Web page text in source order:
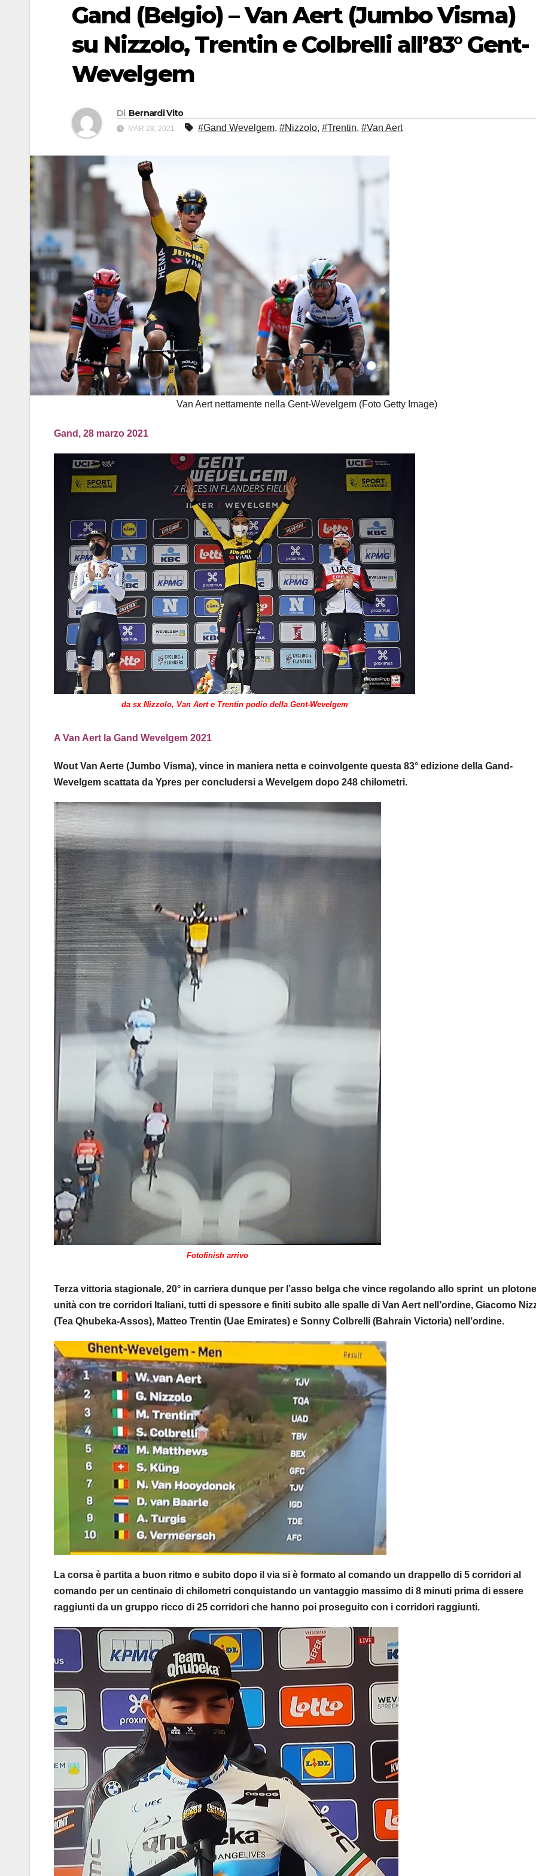
Gand (Belgio) – Van Aert (Jumbo Visma)
su Nizzolo, Trentin e Colbrelli all’83° Gent-
Wevelgem
Di Bernardi Vito
MAR 28, 2021 #Gand Wevelgem, #Nizzolo, #Trentin, #Van Aert
Van Aert nettamente nella Gent-Wevelgem (Foto Getty Image)
Gand, 28 marzo 2021
da sx Nizzolo, Van Aert e Trentin podio della Gent-Wevelgem
A Van Aert la Gand Wevelgem 2021
Wout Van Aerte (Jumbo Visma), vince in maniera netta e coinvolgente questa 83° edizione della Gand-
Wevelgem scattata da Ypres per concludersi a Wevelgem dopo 248 chilometri.
Fotofinish arrivo
Terza vittoria stagionale, 20° in carriera dunque per l’asso belga che vince regolando allo sprint un
unità con tre corridori Italiani, tutti di spessore e finiti subito alle spalle di Van Aert nell’ordine, Giacomo
(Tea Qhubeka-Assos), Matteo Trentin (Uae Emirates) e Sonny Colbrelli (Bahrain Victoria) nell’ordine.
La corsa è partita a buon ritmo e subito dopo il via si è formato al comando un drappello di 5 corridori al
comando per un centinaio di chilometri conquistando un vantaggio massimo di 8 minuti prima di essere
raggiunti da un gruppo ricco di 25 corridori che hanno poi proseguito con i corridori raggiunti.